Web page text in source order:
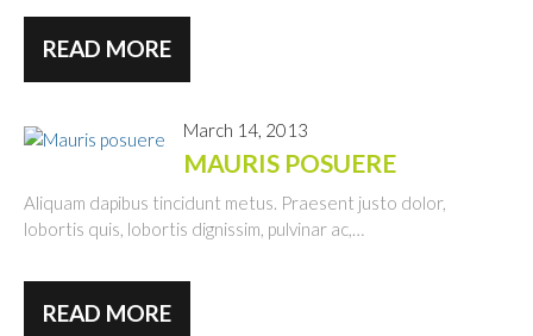
READ MORE
March 14, 2013
MAURIS POSUERE
Aliquam dapibus tincidunt metus. Praesent justo dolor,
lobortis quis, lobortis dignissim, pulvinar ac,…
READ MORE